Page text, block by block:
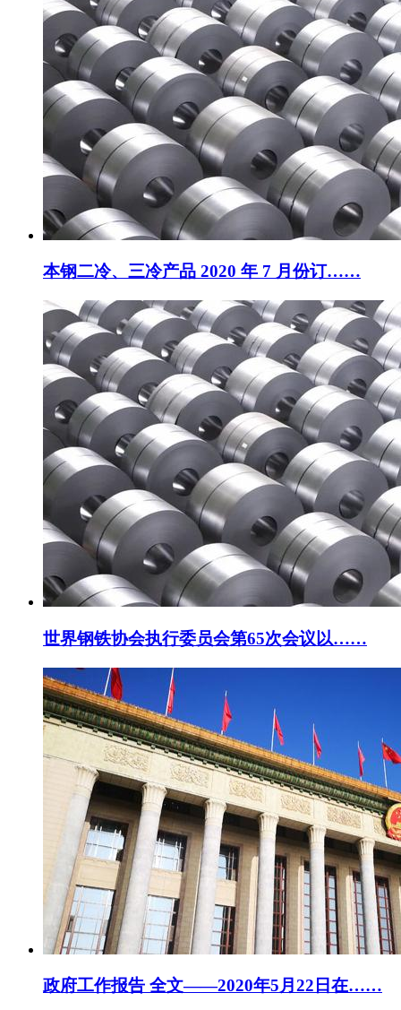
本钢二冷、三冷产品 2020 年 7 月份订……
世界钢铁协会执行委员会第65次会议以……
政府工作报告 全文——2020年5月22日在……